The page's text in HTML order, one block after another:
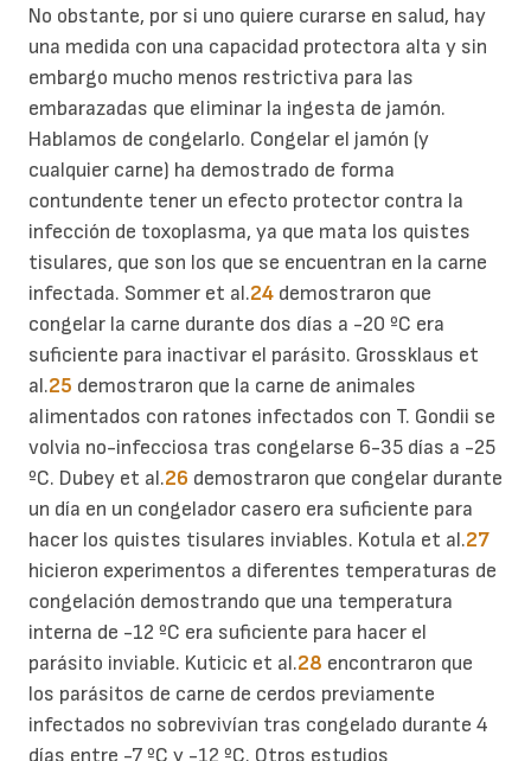
No obstante, por si uno quiere curarse en salud, hay
una medida con una capacidad protectora alta y sin
embargo mucho menos restrictiva para las
embarazadas que eliminar la ingesta de jamón.
Hablamos de congelarlo. Congelar el jamón (y
cualquier carne) ha demostrado de forma
contundente tener un efecto protector contra la
infección de toxoplasma, ya que mata los quistes
tisulares, que son los que se encuentran en la carne
infectada. Sommer et al.24 demostraron que
congelar la carne durante dos días a -20 ºC era
suficiente para inactivar el parásito. Grossklaus et
al.25 demostraron que la carne de animales
alimentados con ratones infectados con T. Gondii se
volvia no-infecciosa tras congelarse 6-35 días a -25
ºC. Dubey et al.26 demostraron que congelar durante
un día en un congelador casero era suficiente para
hacer los quistes tisulares inviables. Kotula et al.27
hicieron experimentos a diferentes temperaturas de
congelación demostrando que una temperatura
interna de -12 ºC era suficiente para hacer el
parásito inviable. Kuticic et al.28 encontraron que
los parásitos de carne de cerdos previamente
infectados no sobrevivían tras congelado durante 4
días entre -7 ºC y -12 ºC. Otros estudios